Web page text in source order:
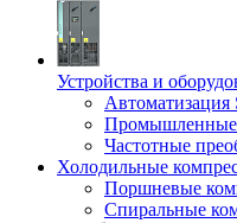
Устройства и
Автоматизация
Частотные
Холодильные
Поршневые
Спиральные